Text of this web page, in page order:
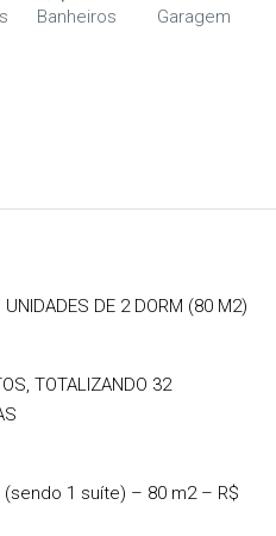
Banheiros
Garagem
DE 2 DORM (80 M2)
TOTALIZANDO 32
1 suíte) – 80 m2 – R$